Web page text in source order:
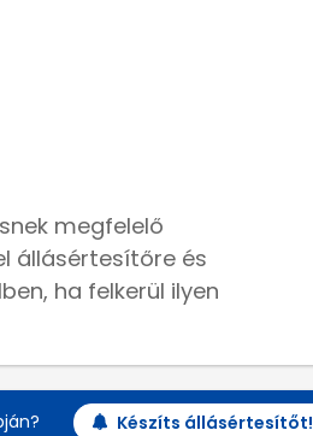
megfelelő
állásértesítőre és
ha felkerül ilyen
Készíts állásértesítőt!